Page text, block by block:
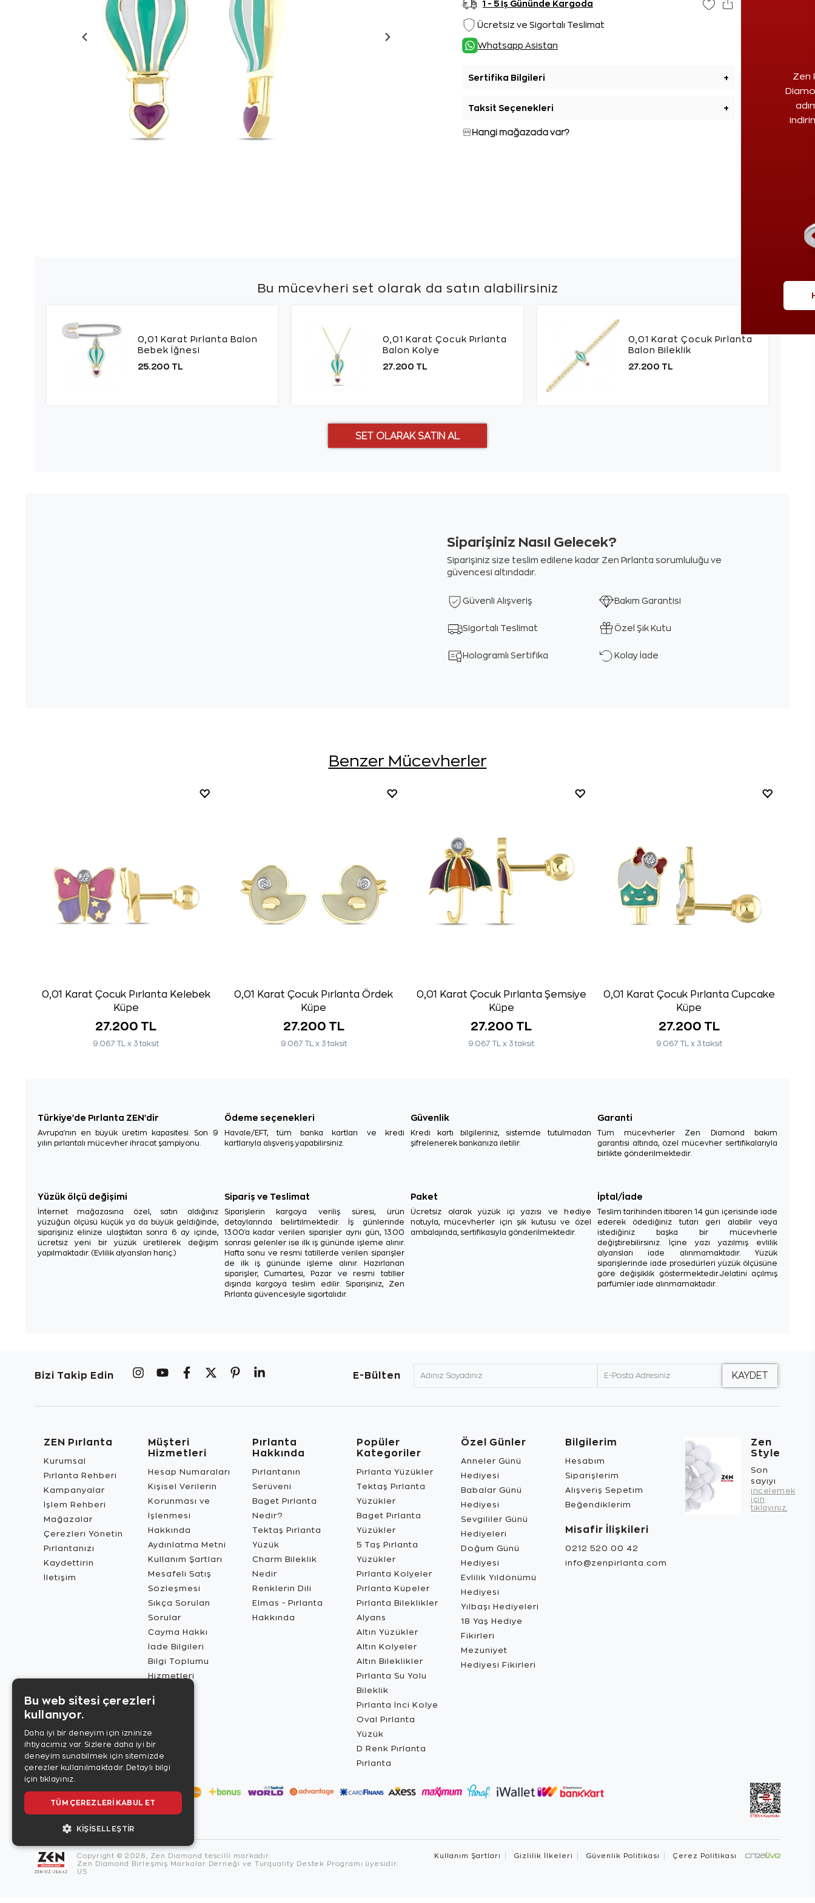
Zen
1 - 5 İş Gününde Kargoda
Ücretsiz ve Sigortalı Teslimat
Whatsapp Asistan
Sertifika Bilgileri +
Taksit Seçenekleri +
Hangi mağazada var?
Bu mücevheri set olarak da satın alabilirsiniz
0,01 Karat Pırlanta Balon
Bebek İğnesi
25.200 TL
0,01 Karat Çocuk Pırlanta
Balon Kolye
27.200 TL
0,01 Karat Çocuk Pırlanta
Balon Bileklik
27.200 TL
Siparişiniz Nasıl Gelecek?
Siparişiniz size teslim edilene kadar Zen Pırlanta sorumluluğu ve
güvencesi altındadır.
Güvenli Alışveriş Bakım Garantisi
Sigortalı Teslimat Özel Şık Kutu
Hologramlı Sertifika Kolay İade
Benzer Mücevherler
0,01 Karat Çocuk Pırlanta Kelebek
Küpe
27.200 TL
9.067 TL x 3 taksit
0,01 Karat Çocuk Pırlanta Ördek
Küpe
27.200 TL
9.067 TL x 3 taksit
0,01 Karat Çocuk Pırlanta Şemsiye
Küpe
27.200 TL
9.067 TL x 3 taksit
0,01 Karat Çocuk Pırlanta Cupcake
Küpe
27.200 TL
9.067 TL x 3 taksit
Türkiye'de Pırlanta ZEN'dir
Avrupa'nın en büyük üretim kapasitesi. Son 9
yılın pırlantalı mücevher ihracat şampiyonu.
Ödeme seçenekleri
Havale/EFT, tüm banka kartları ve kredi
kartlarıyla alışveriş yapabilirsiniz.
Güvenlik
Kredi kartı bilgileriniz, sistemde tutulmadan
şifrelenerek bankanıza iletilir.
Garanti
Tüm mücevherler Zen Diamond bakım
garantisi altında, özel mücevher sertifikalarıyla
birlikte gönderilmektedir.
Yüzük ölçü değişimi
İnternet mağazasına özel, satın aldığınız
yüzüğün ölçüsü küçük ya da büyük geldiğinde,
siparişiniz elinize ulaştıktan sonra 6 ay içinde,
ücretsiz yeni bir yüzük üretilerek değişim
yapılmaktadır. (Evlilik alyansları hariç.)
Sipariş ve Teslimat
Siparişlerin kargoya veriliş süresi, ürün
detaylarında belirtilmektedir. İş günlerinde
13.00'a kadar verilen siparişler aynı gün, 13.00
sonrası gelenler ise ilk iş gününde işleme alınır.
Hafta sonu ve resmi tatillerde verilen siparişler
de ilk iş gününde işleme alınır. Hazırlanan
siparişler, Cumartesi, Pazar ve resmi tatiller
dışında kargoya teslim edilir. Siparişiniz, Zen
Pırlanta güvencesiyle sigortalıdır.
Paket
Ücretsiz olarak yüzük içi yazısı ve hediye
notuyla, mücevherler için şık kutusu ve özel
ambalajında, sertifikasıyla gönderilmektedir.
İptal/İade
Teslim tarihinden itibaren 14 gün içerisinde iade
ederek ödediğiniz tutarı geri alabilir veya
istediğiniz başka bir mücevherle
değiştirebilirsiniz. İçine yazı yazılmış evlilik
alyansları iade alınmamaktadır. Yüzük
siparişlerinde iade prosedürleri yüzük ölçüsüne
göre değişiklik göstermektedir.Jelatini açılmış
parfümler iade alınmamaktadır.
Bizi Takip Edin E-Bülten
ZEN Pırlanta
Kurumsal
Pırlanta Rehberi
Kampanyalar
İşlem Rehberi
Mağazalar
Çerezleri Yönetin
Pırlantanızı
Kaydettirin
İletişim
Müşteri
Hizmetleri
Hesap Numaraları
Kişisel Verilerin
Korunması ve
İşlenmesi
Hakkında
Aydınlatma Metni
Kullanım Şartları
Mesafeli Satış
Sözleşmesi
Sıkça Sorulan
Sorular
Cayma Hakkı
İade Bilgileri
Bilgi Toplumu
Hizmetleri
Pırlanta
Hakkında
Pırlantanın
Serüveni
Baget Pırlanta
Nedir?
Tektaş Pırlanta
Yüzük
Charm Bileklik
Nedir
Renklerin Dili
Elmas - Pırlanta
Hakkında
Popüler
Kategoriler
Pırlanta Yüzükler
Tektaş Pırlanta
Yüzükler
Baget Pırlanta
Yüzükler
5 Taş Pırlanta
Yüzükler
Pırlanta Kolyeler
Pırlanta Küpeler
Pırlanta Bileklikler
Alyans
Altın Yüzükler
Altın Kolyeler
Altın Bileklikler
Pırlanta Su Yolu
Bileklik
Pırlanta İnci Kolye
Oval Pırlanta
Yüzük
D Renk Pırlanta
Pırlanta
Özel Günler
Anneler Günü
Hediyesi
Babalar Günü
Hediyesi
Sevgililer Günü
Hediyeleri
Doğum Günü
Hediyesi
Evlilik Yıldönümü
Hediyesi
Yılbaşı Hediyeleri
18 Yaş Hediye
Fikirleri
Mezuniyet
Hediyesi Fikirleri
Bilgilerim
Hesabım
Siparişlerim
Alışveriş Sepetim
Beğendiklerim
Misafir İlişkileri
0212 520 00 42
info@zenpirlanta.com
Zen
Style
Son
sayıyı
incelemek
için
tıklayınız.
Copyright © 2026, Zen Diamond tescilli markadır.
Zen Diamond Birleşmiş Markalar Derneği ve Turquality Destek Programı üyesidir.
US
Kullanım Şartları Gizlilik İlkeleri Güvenlik Politikası Çerez Politikası
Bu web sitesi çerezleri
kullanıyor.
Daha iyi bir deneyim için izninize
ihtiyacımız var. Sizlere daha iyi bir
deneyim sunabilmek için sitemizde
çerezler kullanılmaktadır. Detaylı bilgi
için tıklayınız.
TÜM ÇEREZLERI KABUL ET
KIŞISELLEŞTIR